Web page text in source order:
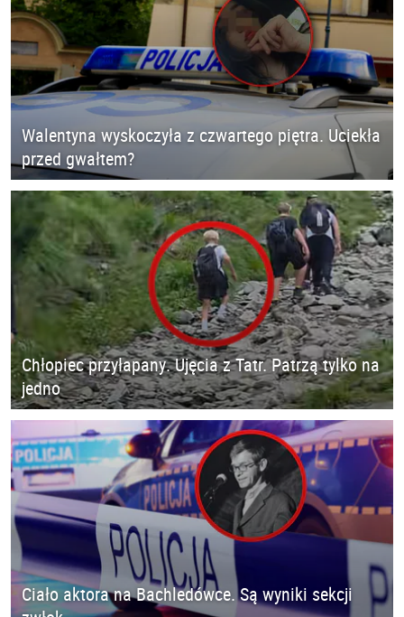
Walentyna wyskoczyła z czwartego piętra. Uciekła
przed gwałtem?
Chłopiec przyłapany. Ujęcia z Tatr. Patrzą tylko na
jedno
Ciało aktora na Bachledówce. Są wyniki sekcji